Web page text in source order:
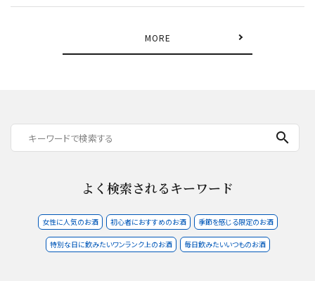
MORE
search
よく検索されるキーワード
女性に人気のお酒 初心者におすすめのお酒 季節を感じる限定のお酒
特別な日に飲みたいワンランク上のお酒 毎日飲みたいいつものお酒